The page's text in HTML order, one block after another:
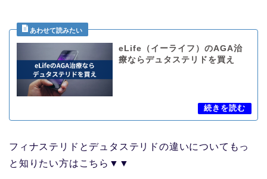
eLife（イーライフ）のAGA治
療ならデュタステリドを買え
フィナステリドとデュタステリドの違いについてもっ
と知りたい方はこちら▼▼